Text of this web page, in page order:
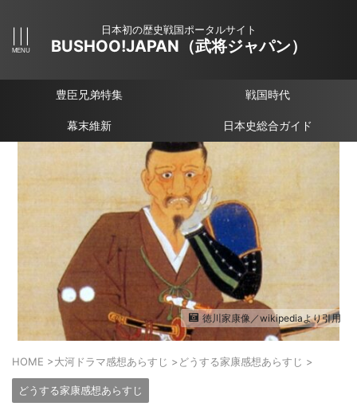
日本初の歴史戦国ポータルサイト
BUSHOO!JAPAN（武将ジャパン）
豊臣兄弟特集 戦国時代
幕末維新 日本史総合ガイド
徳川家康像／wikipediaより引用
HOME >大河ドラマ感想あらすじ > どうする家康感想あらすじ >
どうする家康感想あらすじ